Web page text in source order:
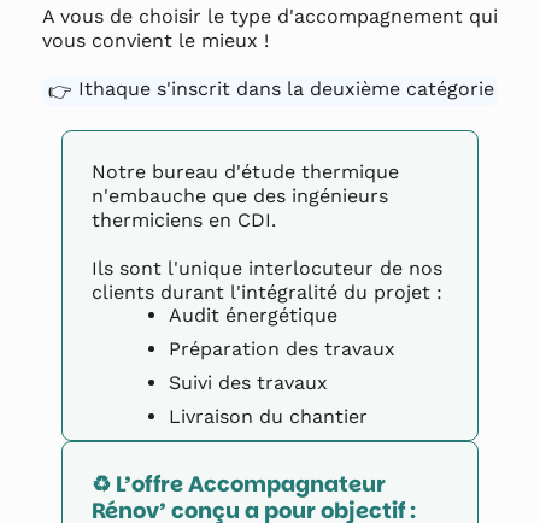
A vous de choisir le type d'accompagnement qui
vous convient le mieux !
👉 Ithaque s'inscrit dans la deuxième catégorie
Notre bureau d'étude thermique
n'embauche que des ingénieurs
thermiciens en CDI.
Ils sont l'unique interlocuteur de nos
clients durant l'intégralité du projet :
Audit énergétique
Préparation des travaux
Suivi des travaux
Livraison du chantier
♻️ L’offre Accompagnateur
Rénov’ conçu a pour objectif :